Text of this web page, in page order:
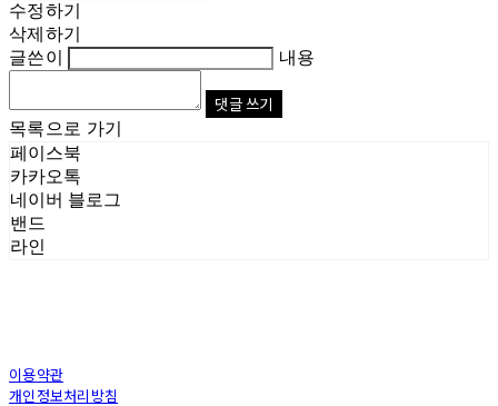
수정하기
삭제하기
글쓴이
내용
댓글 쓰기
목록으로 가기
페이스북
카카오톡
네이버 블로그
밴드
라인
이용약관
개인정보처리방침